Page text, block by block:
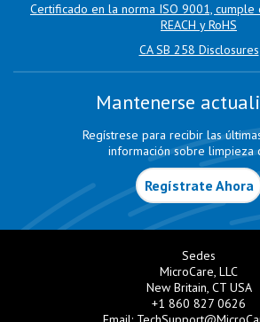
Certificado en la norma ISO 9001,
REACH y RoHS
CA SB 258 Disclosures
Mantenerse
Regístrese para recibir las
información sobre limpieza
Regístrate Ahora
Sedes
MicroCare, LLC
New Britain, CT USA
+1 860 827 0626